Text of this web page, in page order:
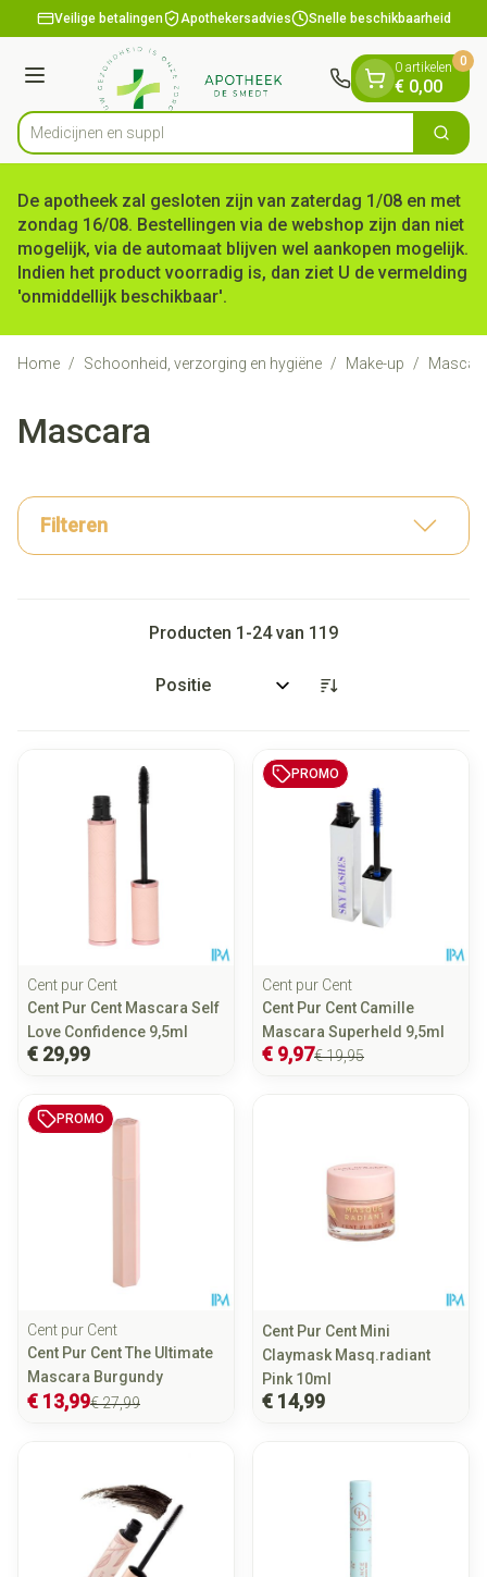
Ga naar de inhoud
1 van 1Veilige betalingen Apothekersadvies Snelle beschikbaarheid
Menu
Product, merk, categorie...
Medi Zoek
0 artikelen
€ 0,00
0
De apotheek zal gesloten zijn van zaterdag 1/08 en met
zondag 16/08. Bestellingen via de webshop zijn dan niet
mogelijk, via de automaat blijven wel aankopen mogelijk.
Indien het product voorradig is, dan ziet U de vermelding
'onmiddellijk beschikbaar'.
Home / Schoonheid, verzorging en hygiëne / Make-up /
Mascara
Filteren
Producten 1 -24van 119
Sorteer op:
Cent pur Cent
Cent Pur Cent Mascara Self
Love Confidence 9,5ml
€ 29,99
PROMO
Cent pur Cent
Cent Pur Cent Camille
Mascara Superheld 9,5ml
€ 19,95
€ 9,97
PROMO
Cent pur Cent
Cent Pur Cent The Ultimate
Mascara Burgundy
€ 27,99
€ 13,99
Cent Pur Cent Mini
Claymask Masq.radiant
Pink 10ml
€ 14,99